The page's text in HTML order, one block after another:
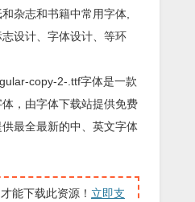
杂志和书籍中常用字体,
设计、字体设计、等环
copy-2-.ttf字体是一款
，由字体下载站提供免费
最全最新的中、英文字体
才能下载此资源！ 立即支